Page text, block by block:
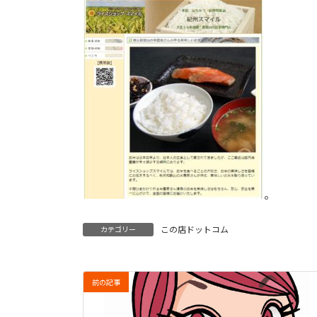
。
カテゴリー この店ドットコム
前の記事